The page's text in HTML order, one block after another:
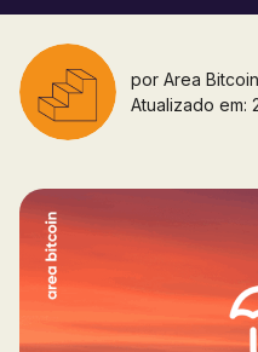
por Area Bitcoin
Atualizado em: